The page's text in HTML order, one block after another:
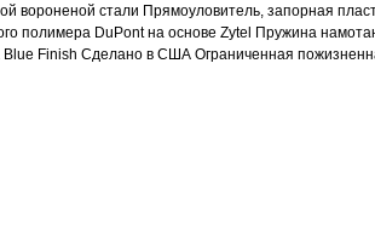
вороненой стали Прямоуловитель, запорная
полимера DuPont на основе Zytel Пружина
Finish Сделано в США Ограниченная